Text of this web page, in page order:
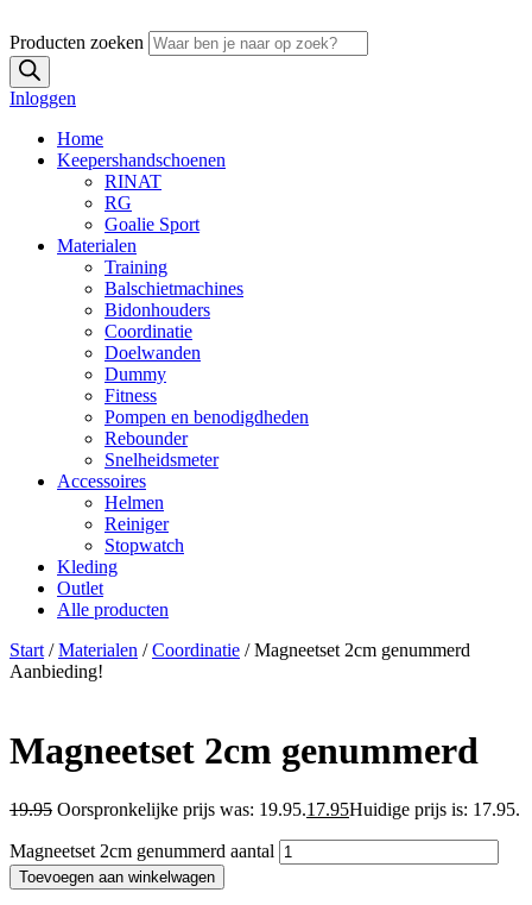
Producten zoeken
Inloggen
Home
Keepershandschoenen
RINAT
RG
Goalie Sport
Materialen
Training
Balschietmachines
Bidonhouders
Coordinatie
Doelwanden
Dummy
Fitness
Pompen en benodigdheden
Rebounder
Snelheidsmeter
Accessoires
Helmen
Reiniger
Stopwatch
Kleding
Outlet
Alle producten
Start /Materialen /Coordinatie / Magneetset 2cm genummerd
Aanbieding!
Magneetset 2cm genummerd
19.95 Oorspronkelijke prijs was: 19.95.17.95Huidige prijs is: 17.95.
Magneetset 2cm genummerd aantal
Toevoegen aan winkelwagen